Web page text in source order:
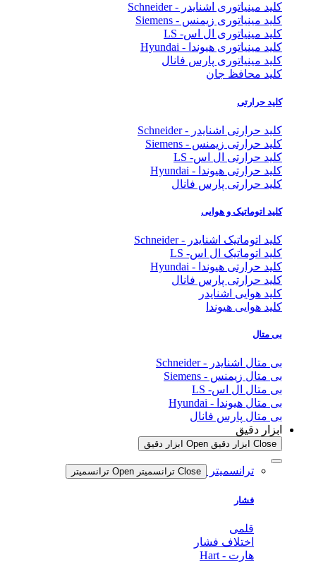
کلید مینیاتوری اشنایدر - Schneider
کلید مینیاتوری زیمنس - Siemens
کلید مینیاتوری ال اس- LS
کلید مینیاتوری هیوندا - Hyundai
کلید مینیاتوری پارس فانال
کلید محافظ جان
کلید حرارتی
کلید حرارتی اشنایدر - Schneider
کلید حرارتی زیمنس - Siemens
کلید حرارتی ال اس- LS
کلید حرارتی هیوندا - Hyundai
کلید حرارتی پارس فانال
کلید اتوماتیک و هوایی
کلید اتوماتیک اشنایدر - Schneider
کلید اتوماتیک ال اس- LS
کلید حرارتی هیوندا - Hyundai
کلید حرارتی پارس فانال
کلید هوایی اشنایدر
کلید هوایی هیوندا
بی متال
بی متال اشنایدر - Schneider
بی متال زیمنس - Siemens
بی متال ال اس- LS
بی متال هیوندا - Hyundai
بی متال پارس فانال
ابزار دقیق
Close ابزار دقیق Open ابزار دقیق
ترانسمیتر Close ترانسمیتر Open ترانسمیتر
فشار
قلمی
اختلاف فشار
هارت - Hart